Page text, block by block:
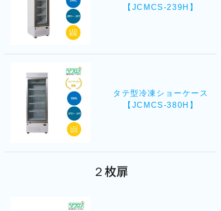
【JCMCS-239H】
タテ型冷凍ショーケース
【JCMCS-380H】
２枚扉